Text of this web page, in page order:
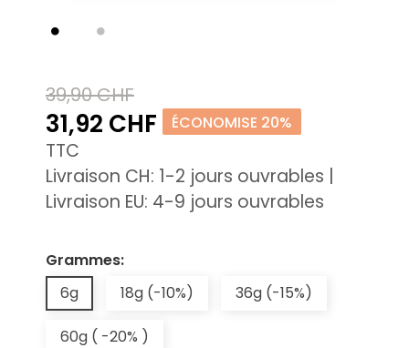
39,90 CHF
31,92 CHF ÉCONOMISE 20%
TTC
Livraison CH: 1-2 jours ouvrables |
Livraison EU: 4-9 jours ouvrables
Grammes:
6g
18g (-10%) 36g (-15%)
60g ( -20% )